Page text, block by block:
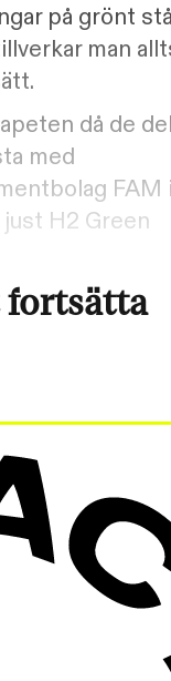
på grönt
man
då de
med
FAM
H2 Green